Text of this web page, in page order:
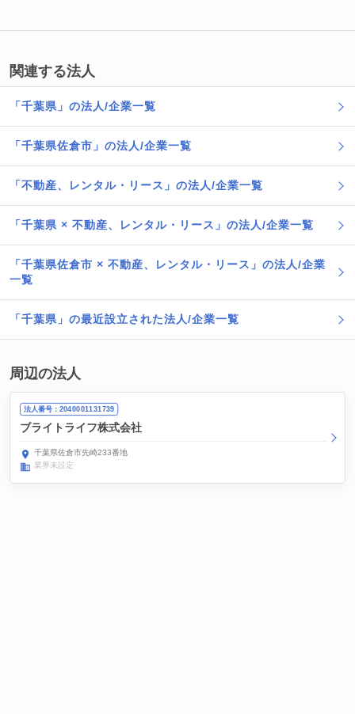
関連する法人
「千葉県」の法人/企業一覧
「千葉県佐倉市」の法人/企業一覧
「不動産、レンタル・リース」の法人/企業一覧
「千葉県 × 不動産、レンタル・リース」の法人/企業一覧
「千葉県佐倉市 × 不動産、レンタル・リース」の法人/企業
一覧
「千葉県」の最近設立された法人/企業一覧
周辺の法人
法人番号：2040001131739
ブライトライフ株式会社
千葉県佐倉市先崎233番地
業界未設定